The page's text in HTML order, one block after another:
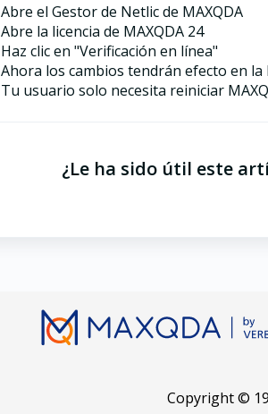
Abre el Gestor de Netlic de MAXQDA
Abre la licencia de MAXQDA 24
Haz clic en "Verificación en línea"
Ahora los cambios tendrán efecto en la
Tu usuario solo necesita reiniciar
¿Le ha sido útil este
Copyright ©